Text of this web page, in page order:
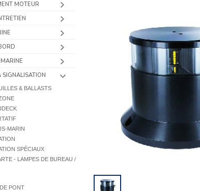
MOTEUR
SIGNALISATION
& BALLASTS
MARIN
SPÉCIAUX
- LAMPES DE BUREAU /
PONT